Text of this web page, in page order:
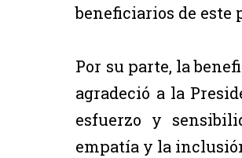
beneficiarios de este
Por su parte, la
agradeció a la
esfuerzo y
empatía y la